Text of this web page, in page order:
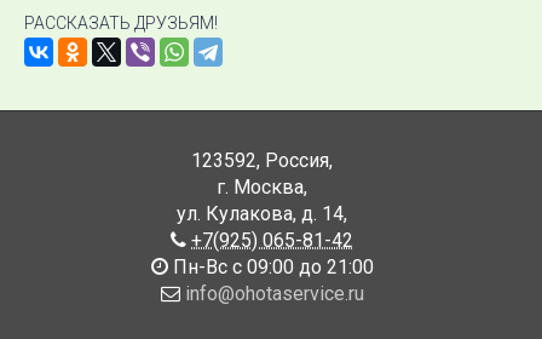
РАССКАЗАТЬ ДРУЗЬЯМ!
123592, Россия,
г. Москва,
ул. Кулакова, д. 14,
+7(925) 065-81-42
Пн-Вс с 09:00 до 21:00
info@ohotaservice.ru